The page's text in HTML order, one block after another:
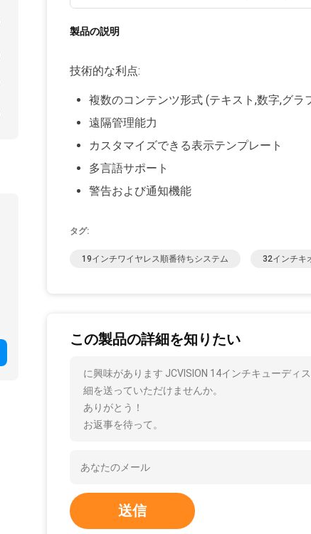
製品の説明
技術的な利点:
複数のコンテンツ形式 (テキスト,数字,グラ
遠隔管理能力
カスタマイズできる表示テンプレート
多言語サポート
警告および通知機能
タグ:
19インチワイヤレス順番待ちシステム 32インチキ
この製品の詳細を知りたい
に興味があります JCVISION 14インチキューディ
細を送っていただけませんか。
ありがとう！
お返事を待って。
送信